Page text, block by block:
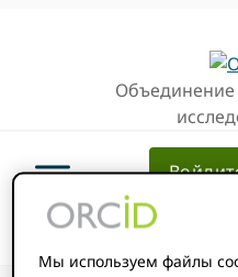
Объединение
Мы используем файлы